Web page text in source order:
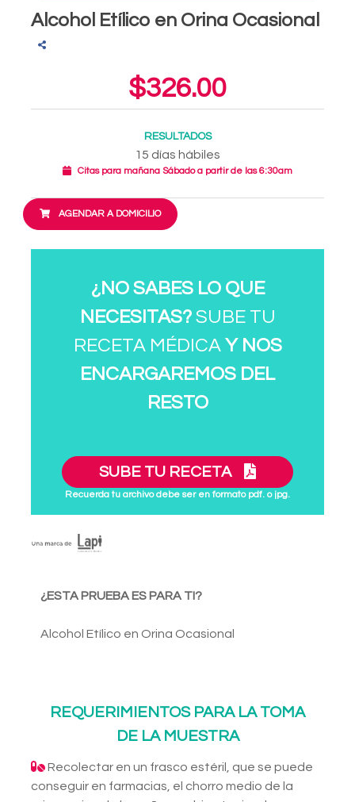
Alcohol Etílico en Orina Ocasional
$326.00
RESULTADOS
15 días hábiles
Citas para mañana Sábado a partir de las 6:30am
AGENDAR A DOMICILIO
¿NO SABES LO QUE
NECESITAS?SUBE TU
RECETA MÉDICA Y NOS
ENCARGAREMOS DEL
RESTO
SUBE TU RECETA
Recuerda tu archivo debe ser en formato pdf. o jpg.
¿ESTA PRUEBA ES PARA TI?
Alcohol Etílico en Orina Ocasional
REQUERIMIENTOS PARA LA TOMA
DE LA MUESTRA
Recolectar en un frasco estéril, que se puede
conseguir en farmacias, el chorro medio de la